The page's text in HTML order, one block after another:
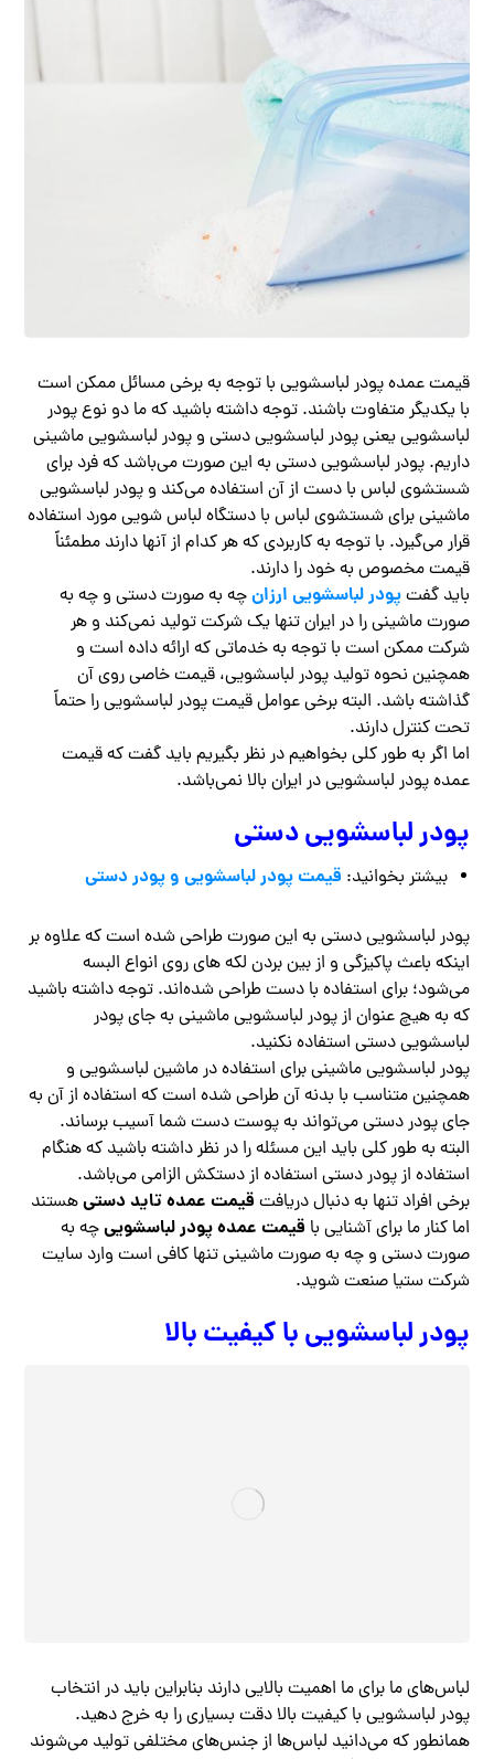
قیمت عمده پودر لباسشویی با توجه به برخی مسائل ممکن است
با یکدیگر متفاوت باشند. توجه داشته باشید که ما دو نوع پودر
لباسشویی یعنی پودر لباسشویی دستی و پودر لباسشویی ماشینی
داریم. پودر لباسشویی دستی به این صورت می‌باشد که فرد برای
شستشوی لباس با دست از آن استفاده می‌کند و پودر لباسشویی
ماشینی برای شستشوی لباس با دستگاه لباس شویی مورد استفاده
قرار می‌گیرد. با توجه به کاربردی که هر کدام از آنها دارند مطمئناً
قیمت مخصوص به خود را دارند.
باید گفتپودر لباسشویی ارزانچه به صورت دستی و چه به
صورت ماشینی را در ایران تنها یک شرکت تولید نمی‌کند و هر
شرکت ممکن است با توجه به خدماتی که ارائه داده است و
همچنین نحوه تولید پودر لباسشویی، قیمت خاصی روی آن
گذاشته باشد. البته برخی عوامل قیمت پودر لباسشویی را حتماً
تحت کنترل دارند.
اما اگر به طور کلی بخواهیم در نظر بگیریم باید گفت که قیمت
عمده پودر لباسشویی در ایران بالا نمی‌باشد.
پودر لباسشویی دستی
بیشتر بخوانید: قیمت پودر لباسشویی و پودر دستی
پودر لباسشویی دستی به این صورت طراحی شده است که علاوه بر
اینکه باعث پاکیزگی و از بین بردن لکه ‌های روی انواع البسه
می‌شود؛ برای استفاده با دست طراحی شده‌اند. توجه داشته باشید
که به هیچ عنوان از پودر لباسشویی ماشینی به جای پودر
لباسشویی دستی استفاده نکنید.
پودر لباسشویی ماشینی برای استفاده در ماشین لباسشویی و
همچنین متناسب با بدنه آن طراحی شده است که استفاده از آن به
جای پودر دستی می‌تواند به پوست دست شما آسیب برساند.
البته به طور کلی باید این مسئله را در نظر داشته باشید که هنگام
استفاده از پودر دستی استفاده از دستکش الزامی می‌باشد‌.
برخی افراد تنها به دنبال دریافت قیمت عمده تاید دستیهستند
اما کنار ما برای آشنایی با قیمت عمده پودر لباسشوییچه به
صورت دستی و چه به صورت ماشینی تنها کافی است وارد سایت
شرکت ستیا صنعت شوید.
پودر لباسشویی با کیفیت بالا
لباس‌های ما برای ما اهمیت بالایی دارند بنابراین باید در انتخاب
پودر لباسشویی با کیفیت بالا دقت بسیاری را به خرج دهید.
همانطور که می‌دانید لباس‌ها از جنس‌های مختلفی تولید می‌شوند